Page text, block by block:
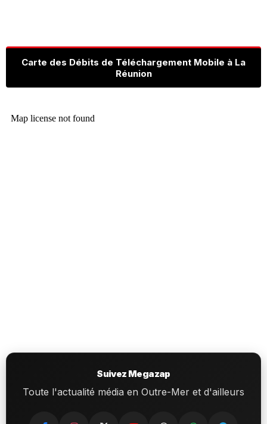
Carte des Débits de Téléchargement Mobile à La
Réunion
Suivez Megazap
Toute l'actualité média en Outre-Mer et d'ailleurs